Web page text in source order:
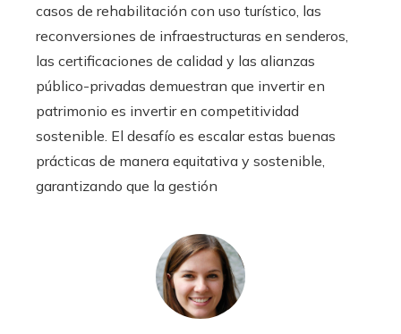
casos de rehabilitación con uso turístico, las
reconversiones de infraestructuras en senderos,
las certificaciones de calidad y las alianzas
público-privadas demuestran que invertir en
patrimonio es invertir en competitividad
sostenible. El desafío es escalar estas buenas
prácticas de manera equitativa y sostenible,
garantizando que la gestión